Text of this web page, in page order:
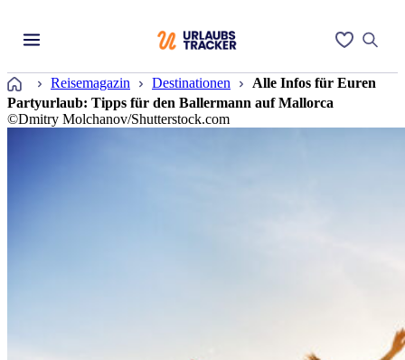
Startseite
Reisemagazin Destinationen
Alle Infos für Euren
Partyurlaub: Tipps für den Ballermann auf Mallorca
©Dmitry Molchanov/Shutterstock.com